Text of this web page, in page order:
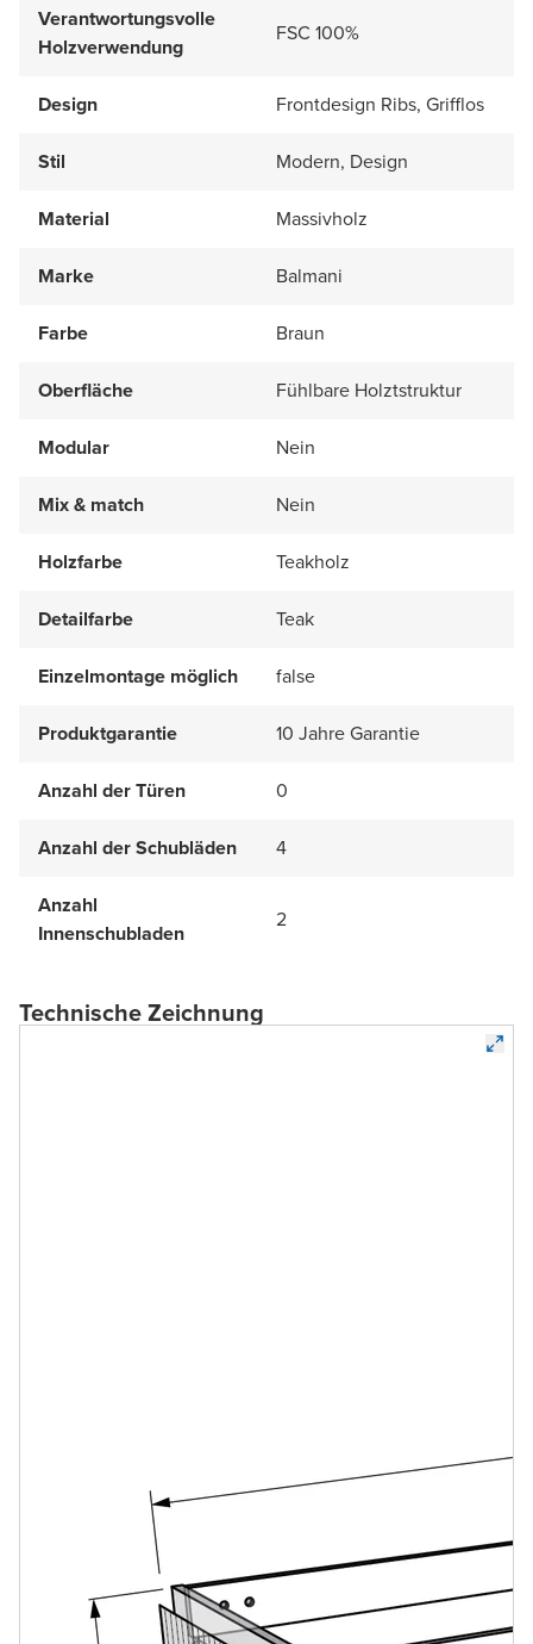
Verantwortungsvolle
Holzverwendung
FSC 100%
Design Frontdesign Ribs, Grifflos
Stil Modern, Design
Material Massivholz
Marke Balmani
Farbe Braun
Oberfläche Fühlbare Holztstruktur
Modular Nein
Mix & match Nein
Holzfarbe Teakholz
Detailfarbe Teak
Einzelmontage möglich false
Produktgarantie 10 Jahre Garantie
Anzahl der Türen 0
Anzahl der Schubläden 4
Anzahl
Innenschubladen
2
Technische Zeichnung